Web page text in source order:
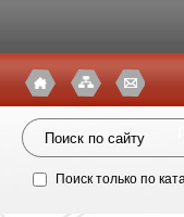
Поиск только по